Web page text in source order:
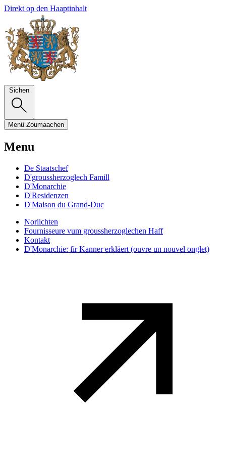
Direkt op den Haaptinhalt
Sichen
Menü Zoumaachen
Menu
De Staatschef
D'groussherzoglech Famill
D'Monarchie
D'Residenzen
D'Maison du Grand-Duc
Noriichten
Fournisseure vum groussherzoglechen Haff
Kontakt
D'Monarchie: fir Kanner erkläert (ouvre un nouvel onglet)